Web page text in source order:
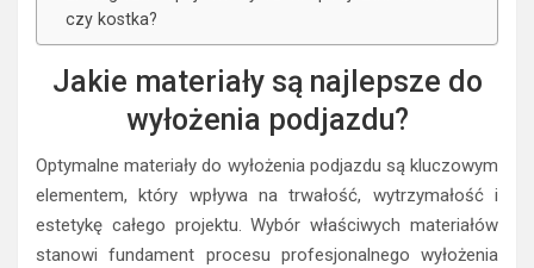
czy kostka?
Jakie materiały są najlepsze do
wyłożenia podjazdu?
Optymalne materiały do wyłożenia podjazdu są kluczowym
elementem, który wpływa na trwałość, wytrzymałość i
estetykę całego projektu. Wybór właściwych materiałów
stanowi fundament procesu profesjonalnego wyłożenia